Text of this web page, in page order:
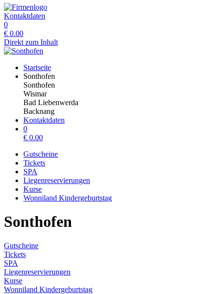
Kontaktdaten
0
€ 0.00
Direkt zum Inhalt
Startseite
Sonthofen
Sonthofen
Wismar
Bad Liebenwerda
Backnang
Kontaktdaten
0
€ 0.00
Gutscheine
Tickets
SPA
Liegenreservierungen
Kurse
Wonniland Kindergeburtstag
Sonthofen
Gutscheine
Tickets
SPA
Liegenreservierungen
Kurse
Wonniland Kindergeburtstag